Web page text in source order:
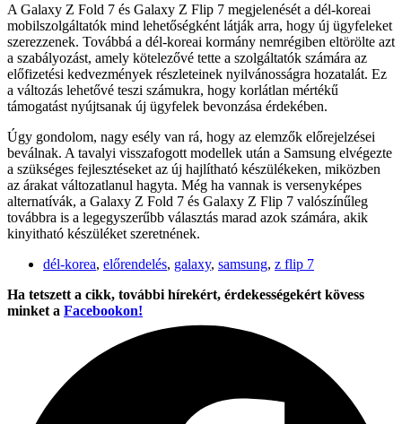
A Galaxy Z Fold 7 és Galaxy Z Flip 7 megjelenését a dél-koreai
mobilszolgáltatók mind lehetőségként látják arra, hogy új ügyfeleket
szerezzenek. Továbbá a dél-koreai kormány nemrégiben eltörölte azt
a szabályozást, amely kötelezővé tette a szolgáltatók számára az
előfizetési kedvezmények részleteinek nyilvánosságra hozatalát. Ez
a változás lehetővé teszi számukra, hogy korlátlan mértékű
támogatást nyújtsanak új ügyfelek bevonzása érdekében.
Úgy gondolom, nagy esély van rá, hogy az elemzők előrejelzései
beválnak. A tavalyi visszafogott modellek után a Samsung elvégezte
a szükséges fejlesztéseket az új hajlítható készülékeken, miközben
az árakat változatlanul hagyta. Még ha vannak is versenyképes
alternatívák, a Galaxy Z Fold 7 és Galaxy Z Flip 7 valószínűleg
továbbra is a legegyszerűbb választás marad azok számára, akik
kinyitható készüléket szeretnének.
dél-korea, előrendelés, galaxy, samsung, z flip 7
Ha tetszett a cikk, további hírekért, érdekességekért kövess
minket a Facebookon!